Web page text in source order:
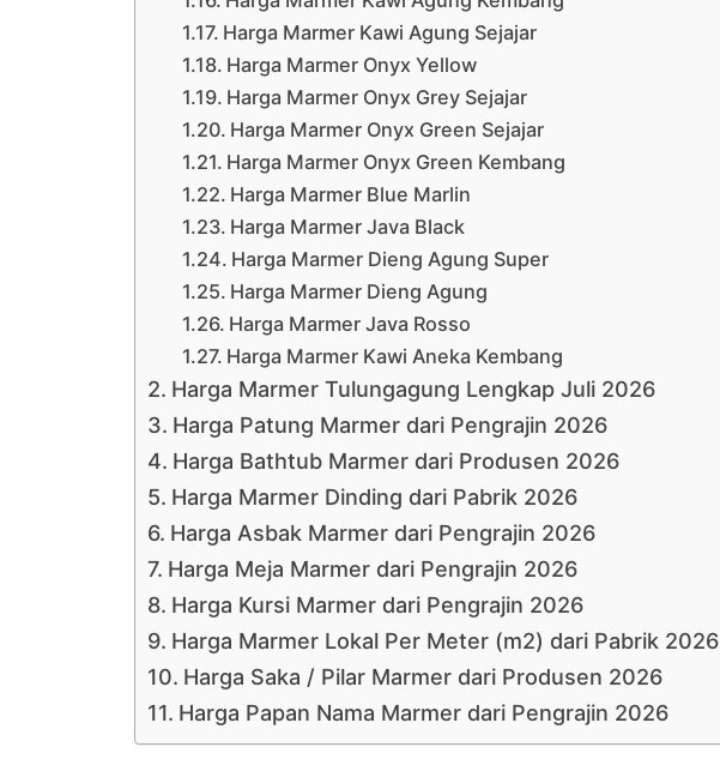
Harga Marmer Kawi Agung Sejajar
Harga Marmer Onyx Yellow
Harga Marmer Onyx Grey Sejajar
Harga Marmer Onyx Green Sejajar
Harga Marmer Onyx Green Kembang
Harga Marmer Blue Marlin
Harga Marmer Java Black
Harga Marmer Dieng Agung Super
Harga Marmer Dieng Agung
Harga Marmer Java Rosso
Harga Marmer Kawi Aneka Kembang
Harga Marmer Tulungagung Lengkap Juli 2026
Harga Patung Marmer dari Pengrajin 2026
Harga Bathtub Marmer dari Produsen 2026
Harga Marmer Dinding dari Pabrik 2026
Harga Asbak Marmer dari Pengrajin 2026
Harga Meja Marmer dari Pengrajin 2026
Harga Kursi Marmer dari Pengrajin 2026
Harga Marmer Lokal Per Meter (m2) dari Pabrik 2026
Harga Saka / Pilar Marmer dari Produsen 2026
Harga Papan Nama Marmer dari Pengrajin 2026